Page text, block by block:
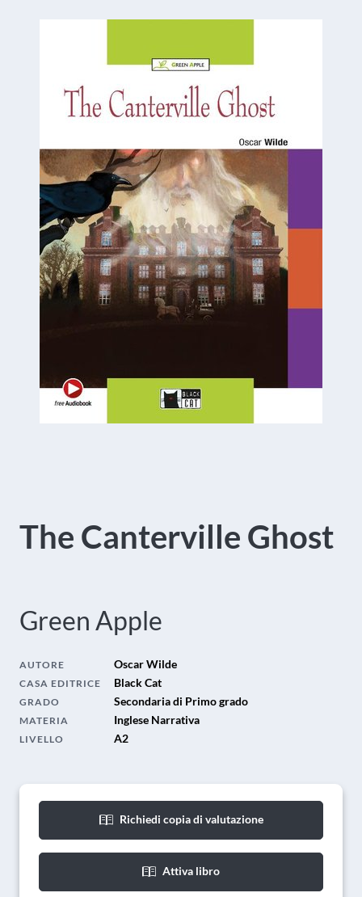
The Canterville Ghost
Green Apple
AUTORE Oscar Wilde
CASA EDITRICE Black Cat
GRADO Secondaria di Primo grado
MATERIA Inglese Narrativa
LIVELLO A2
Richiedi copia di valutazione
Attiva libro